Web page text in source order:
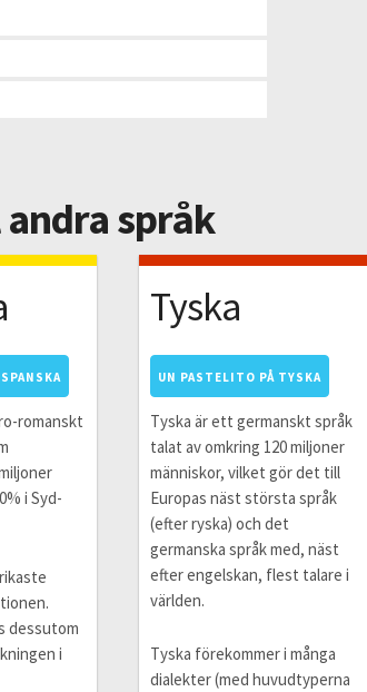
språk
romanskt
i Syd-
dessutom
i
Tyska
UN PASTELITO PÅ TYSKA
Tyska är ett germanskt språk
talat av omkring 120 miljoner
människor, vilket gör det till
Europas näst största språk
(efter ryska) och det
germanska språk med, näst
efter engelskan, flest talare i
världen.
Tyska förekommer i många
dialekter (med huvudtyperna